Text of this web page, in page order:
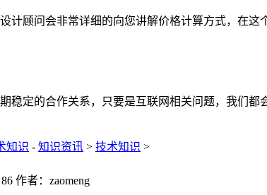
计顾问会非常详细的向您讲解价格计算方式，在
稳定的合作关系，只要是互联网相关问题，我们
知识 - 知识资讯 > 技术知识 >
作者：zaomeng